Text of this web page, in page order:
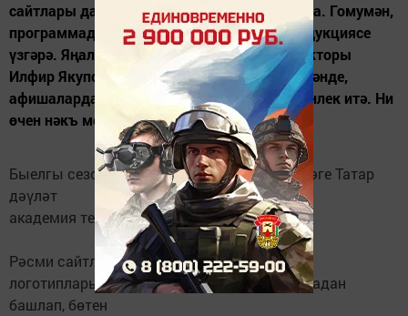
сайтлары да үзгәрде, логотиплары да башка. Гомумән,
программадан башлап, бөтен реклама продукциясе
үзгәрә. Яңалыклар турында без театр директоры
Илфир Якупов белән сөйләштек. - Илфир әфәнде,
афишаларда фирүзә һәм көрән төсләр өстенлек итә. Ни
өчен нәкъ менә шул төсләргә...
Быелгы сезонда Галиәсгар Камал исемендәге Татар
дәүләт
академия театры афишалары яңарды.
Рәсми сайтлары да үзгәрде,
логотиплары да башка. Гомумән, программадан
башлап, бөтен